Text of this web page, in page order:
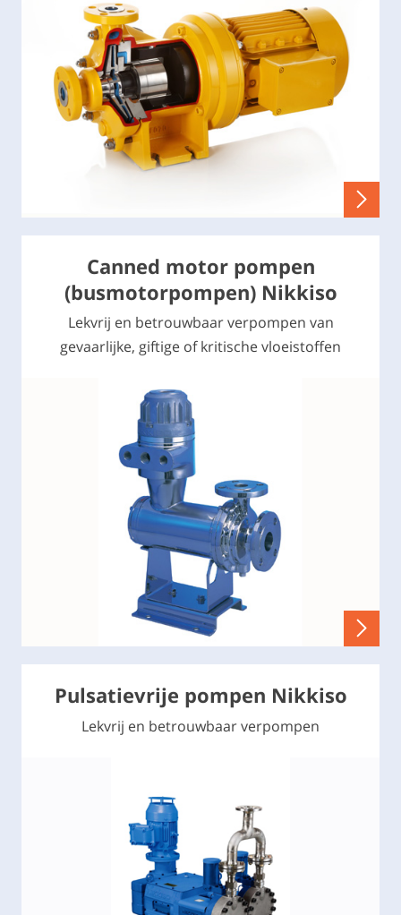
Canned motor pompen
(busmotorpompen) Nikkiso
Lekvrij en betrouwbaar verpompen van
gevaarlijke, giftige of kritische vloeistoffen
Pulsatievrije pompen Nikkiso
Lekvrij en betrouwbaar verpompen